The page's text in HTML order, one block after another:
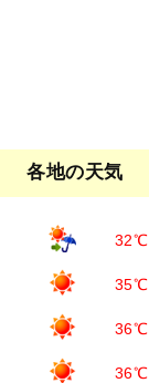
各地の天気
32℃
35℃
36℃
36℃